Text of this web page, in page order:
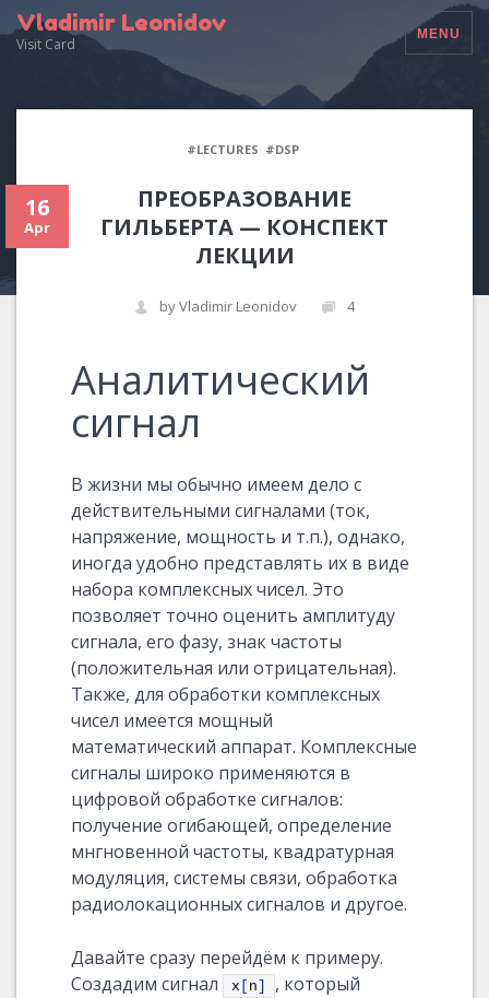
Vladimir Leonidov
Visit Card
MENU
#LECTURES #DSP
ПРЕОБРАЗОВАНИЕ
ГИЛЬБЕРТА — КОНСПЕКТ
ЛЕКЦИИ
16
Apr
by Vladimir Leonidov 4
Аналитический
сигнал
В жизни мы обычно имеем дело с
действительными сигналами (ток,
напряжение, мощность и т.п.), однако,
иногда удобно представлять их в виде
набора комплексных чисел. Это
позволяет точно оценить амплитуду
сигнала, его фазу, знак частоты
(положительная или отрицательная).
Также, для обработки комплексных
чисел имеется мощный
математический аппарат. Комплексные
сигналы широко применяются в
цифровой обработке сигналов:
получение огибающей, определение
мнгновенной частоты, квадратурная
модуляция, системы связи, обработка
радиолокационных сигналов и другое.
Давайте сразу перейдём к примеру.
Создадим сигнал
x n
, который